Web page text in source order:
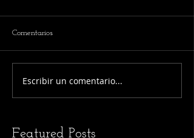
Comentarios
Escribir un comentario...
Featured Posts